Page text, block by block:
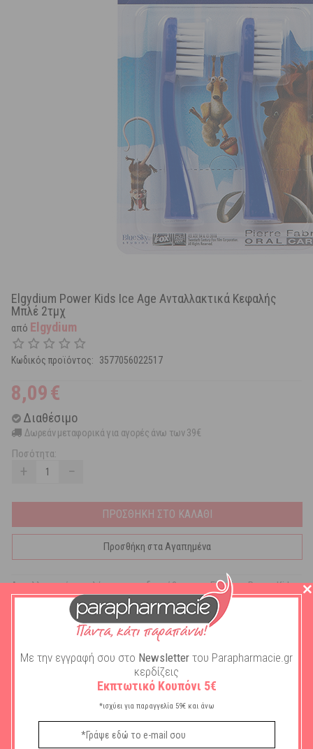
Elgydium Power Kids Ice Age Ανταλλακτικά Κεφαλής
Μπλέ 2τμχ
από Elgydium
Κωδικός προϊόντος: 3577056022517
8,09€
Διαθέσιμο
Δωρεάν μεταφορικά για αγορές άνω των 39€
Ποσότητα:
+ −
ΠΡΟΣΘΗΚΗ ΣΤΟ ΚΑΛΑΘΙ
Προσθήκη στα Αγαπημένα
Ανταλλακτικά κεφαλής για την οδοντόβουρτσα Elgydium Power Kids
σε μπλέ χρώμα. Οι απαλές ίνες της είναι κατάλληλες για τα παιδιά
και το χρωματιστό τμήμα της κεφαλής δείχνει την ενδεδειγμένη
ποσότητα οδοντόκρεμας.
Χαρακτηριστικά
Με την εγγραφή σου στο Newsletter του Parapharmacie.gr
κερδίζεις
Εκπτωτικό Κουπόνι 5€
*ισχύει για παραγγελία 59€ και άνω